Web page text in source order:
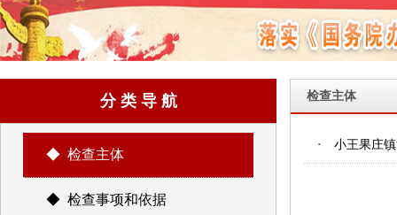
分 类 导 航
◆ 检查主体
◆ 检查事项和依据
检查主体
· 小王果庄